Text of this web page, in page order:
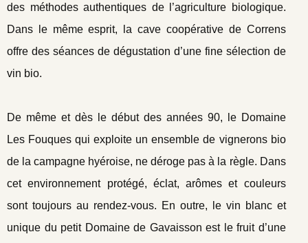
des méthodes authentiques de l’agriculture biologique.
Dans le même esprit, la cave coopérative de Correns
offre des séances de dégustation d’une fine sélection de
vin bio.
De même et dès le début des années 90, le Domaine
Les Fouques qui exploite un ensemble de vignerons bio
de la campagne hyéroise, ne déroge pas à la règle. Dans
cet environnement protégé, éclat, arômes et couleurs
sont toujours au rendez-vous. En outre, le vin blanc et
unique du petit Domaine de Gavaisson est le fruit d’une